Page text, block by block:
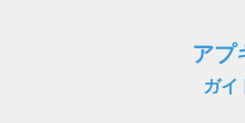
アプ
ガイ